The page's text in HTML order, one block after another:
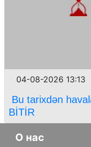
04-08-2026 13:13
Bu tarixdən
BİTİR
О нас